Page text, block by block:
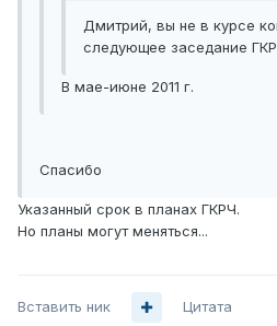
Дмитрий, вы не в курсе
следующее заседание
В мае-июне 2011 г.
Спасибо
Указанный срок в планах ГКРЧ.
Но планы могут меняться...
Вставить ник Цитата